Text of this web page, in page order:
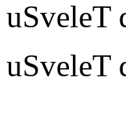
uSveleT
uSveleT